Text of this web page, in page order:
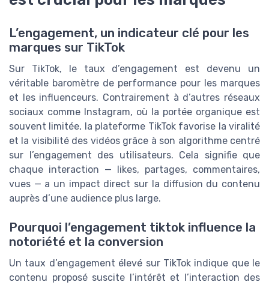
L’engagement, un indicateur clé pour les
marques sur TikTok
Sur TikTok, le taux d’engagement est devenu un
véritable baromètre de performance pour les marques
et les influenceurs. Contrairement à d’autres réseaux
sociaux comme Instagram, où la portée organique est
souvent limitée, la plateforme TikTok favorise la viralité
et la visibilité des vidéos grâce à son algorithme centré
sur l’engagement des utilisateurs. Cela signifie que
chaque interaction — likes, partages, commentaires,
vues — a un impact direct sur la diffusion du contenu
auprès d’une audience plus large.
Pourquoi l’engagement tiktok influence la
notoriété et la conversion
Un taux d’engagement élevé sur TikTok indique que le
contenu proposé suscite l’intérêt et l’interaction des